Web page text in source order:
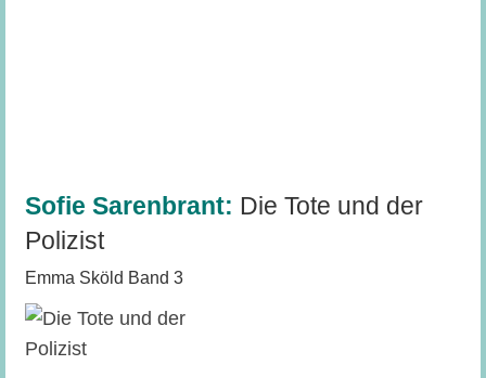
Sofie Sarenbrant: Die Tote und der
Polizist
Emma Sköld Band 3